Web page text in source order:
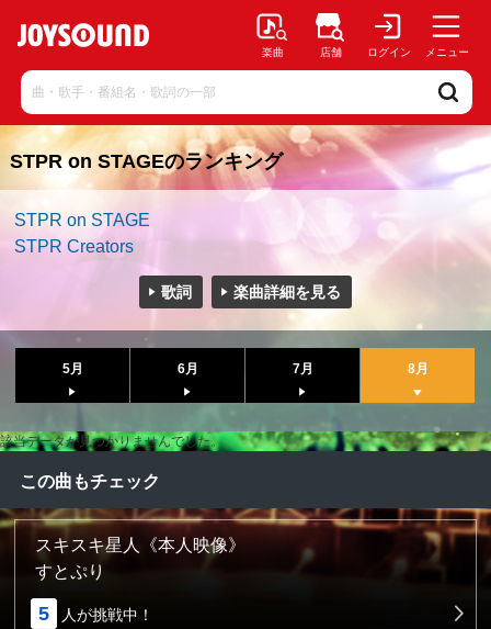
楽曲 店舗 ログイン メニュー
STPR on STAGEのランキング
STPR on STAGE
STPR Creators
歌詞 楽曲詳細を見る
5月 6月 7月 8月
該当データが見つかりませんでした。
この曲もチェック
スキスキ星人《本人映像》
すとぷり
5 人が挑戦中！